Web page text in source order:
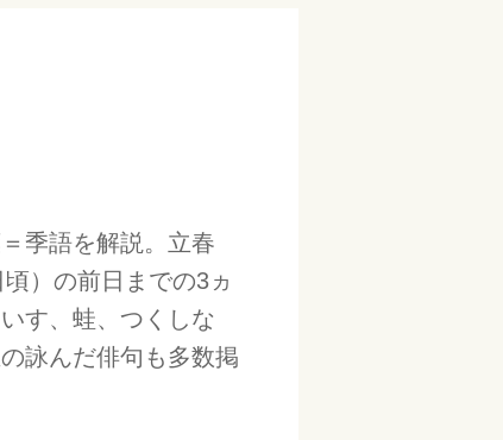
季語を解説。立春
）の前日までの3ヵ
す、蛙、つくしな
詠んだ俳句も多数掲